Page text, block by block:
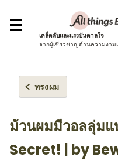
เคล็ดลับและแรงบันดาลใจ
จากผู้เชี่ยวชาญด้านความงาม
ทรงผม
ม้วนผมมีวอลลุ่ม
Secret! | by